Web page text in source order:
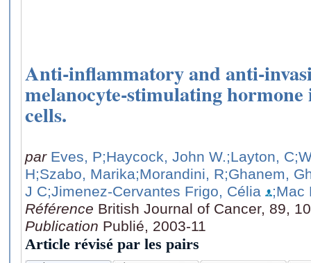
Anti-inflammatory and anti-
melanocyte-stimulating
cells.
par Eves, P;Haycock, John W.;Layton, C
H;Szabo, Marika;Morandini, R;Ghanem,
J C;Jimenez-Cervantes Frigo, Célia
;Mac
Référence British Journal of Cancer, 89,
Publication Publié, 2003-11
Article révisé par les pairs